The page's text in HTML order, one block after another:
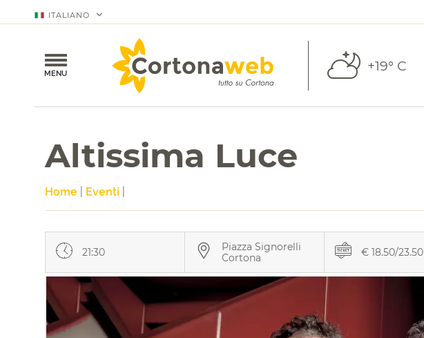
ITALIANO
MENU +19° C
Altissima Luce
Home Eventi
21:30
Piazza Signorelli
Cortona
€ 18.50/23.50